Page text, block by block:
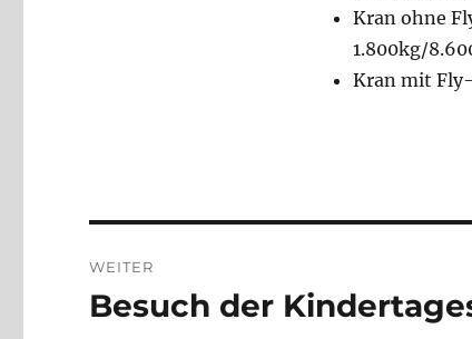
Kran ohne
1.800kg/
Kran mit
WEITER
Nächster
Besuch der